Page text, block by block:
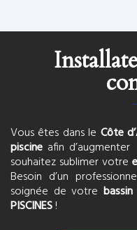
Vous êtes dans le Côte
piscine afin
souhaitez sublimer votre
Besoin d’un
soignée de votre bassin
PISCINES!